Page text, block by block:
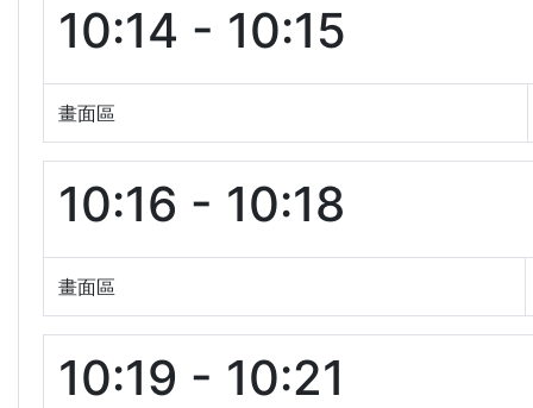
10:14 - 10:15
畫面區
10:16 - 10:18
畫面區
10:19 - 10:21